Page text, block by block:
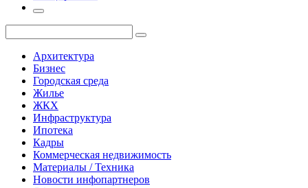
Архитектура
Бизнес
Городская среда
Жилье
ЖКХ
Инфраструктура
Ипотека
Кадры
Коммерческая недвижимость
Материалы / Техника
Новости инфопартнеров